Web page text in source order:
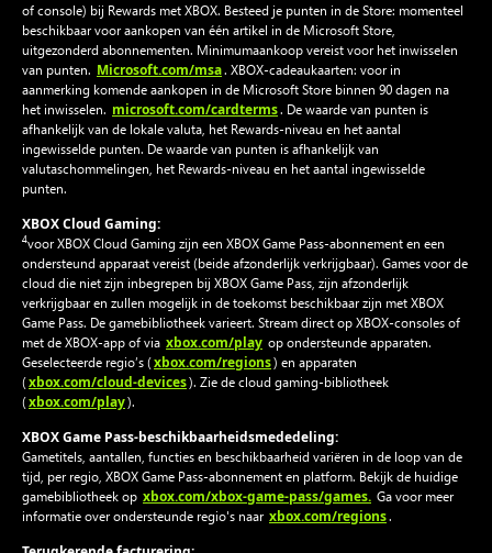
of console) bij Rewards met XBOX. Besteed je punten in de Store: momenteel
beschikbaar voor aankopen van één artikel in de Microsoft Store,
uitgezonderd abonnementen. Minimumaankoop vereist voor het inwisselen
van punten. Microsoft.com/msa. XBOX-cadeaukaarten: voor in
aanmerking komende aankopen in de Microsoft Store binnen 90 dagen na
het inwisselen. microsoft.com/cardterms. De waarde van punten is
afhankelijk van de lokale valuta, het Rewards-niveau en het aantal
ingewisselde punten. De waarde van punten is afhankelijk van
valutaschommelingen, het Rewards-niveau en het aantal ingewisselde
punten.
XBOX Cloud Gaming:
4voor XBOX Cloud Gaming zijn een XBOX Game Pass-abonnement en een
ondersteund apparaat vereist (beide afzonderlijk verkrijgbaar). Games voor de
cloud die niet zijn inbegrepen bij XBOX Game Pass, zijn afzonderlijk
verkrijgbaar en zullen mogelijk in de toekomst beschikbaar zijn met XBOX
Game Pass. De gamebibliotheek varieert. Stream direct op XBOX-consoles of
met de XBOX-app of via xbox.com/play op ondersteunde apparaten.
Geselecteerde regio’s (xbox.com/regions) en apparaten
(xbox.com/cloud-devices). Zie de cloud gaming-bibliotheek
(xbox.com/play).
XBOX Game Pass-beschikbaarheidsmededeling:
Gametitels, aantallen, functies en beschikbaarheid variëren in de loop van de
tijd, per regio, XBOX Game Pass-abonnement en platform. Bekijk de huidige
gamebibliotheek op xbox.com/xbox-game-pass/games. Ga voor meer
informatie over ondersteunde regio's naar xbox.com/regions.